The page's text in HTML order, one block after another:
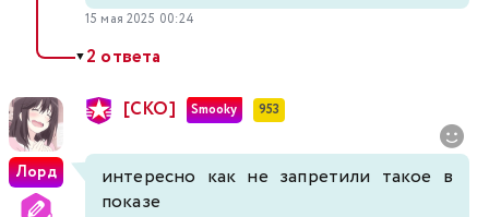
15 мая 2025 00:24
▼2 ответа
Лорд
[СКО] Smooky 953
интересно как не запретили такое в
показе